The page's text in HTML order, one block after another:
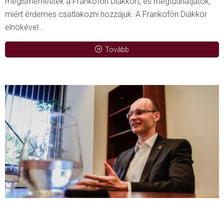
miért érdemes csatlakozni hozzájuk. A Frankofón Diákkör
elnökével...
Tovább